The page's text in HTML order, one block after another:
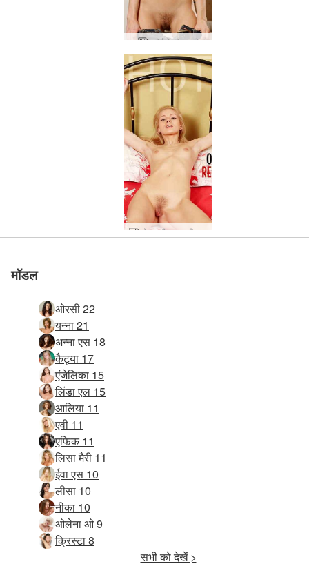
रसोई में ओल्गा डी
ओल्गा डी। लाल बिस्तर
मॉडल
ओरसी 22
यन्ना 21
अन्ना एस 18
कैट्या 17
एंजेलिका 15
लिंडा एल 15
आलिया 11
एवी 11
एफिक 11
लिसा मैरी 11
ईवा एस 10
लीसा 10
नीका 10
ओलेना ओ 9
क्रिस्टा 8
सभी को देखें >